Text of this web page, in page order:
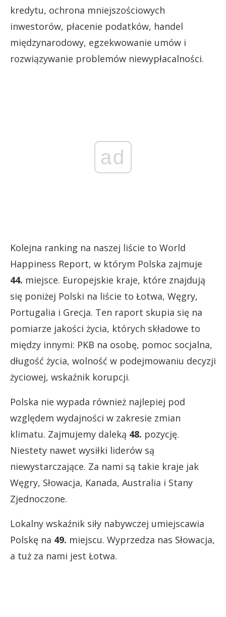
kredytu, ochrona mniejszościowych
inwestorów, płacenie podatków, handel
międzynarodowy, egzekwowanie umów i
rozwiązywanie problemów niewypłacalności.
ad
Kolejna ranking na naszej liście to World
Happiness Report, w którym Polska zajmuje
44. miejsce. Europejskie kraje, które znajdują
się poniżej Polski na liście to Łotwa, Węgry,
Portugalia i Grecja. Ten raport skupia się na
pomiarze jakości życia, których składowe to
między innymi: PKB na osobę, pomoc socjalna,
długość życia, wolność w podejmowaniu decyzji
życiowej, wskaźnik korupcji.
Polska nie wypada również najlepiej pod
względem wydajności w zakresie zmian
klimatu. Zajmujemy daleką 48. pozycję.
Niestety nawet wysiłki liderów są
niewystarczające. Za nami są takie kraje jak
Węgry, Słowacja, Kanada, Australia i Stany
Zjednoczone.
Lokalny wskaźnik siły nabywczej umiejscawia
Polskę na 49. miejscu. Wyprzedza nas Słowacja,
a tuż za nami jest Łotwa.